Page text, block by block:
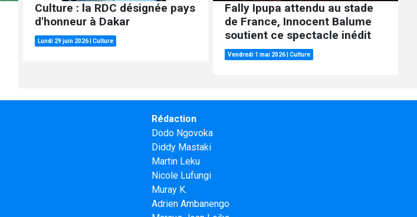
Culture : la RDC désignée pays
d'honneur à Dakar
Lundi 29 juin 2026 Culture
Fally Ipupa attendu au stade
de France, Innocent Balume
soutient ce spectacle inédit
Vendredi 1 mai 2026 Culture
Rédaction
Dodo Ngovoka
Diddy Mastaki
Martin Leku
Nicole Lufungi
Muray K.
Adrien Ambanengo